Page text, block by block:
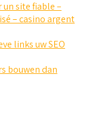
site fiable –
– casino argent
links uw SEO
bouwen dan